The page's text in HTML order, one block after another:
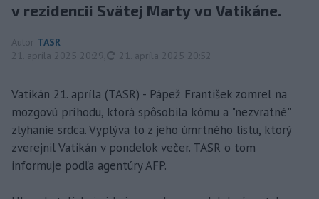
v rezidencii Svätej Marty vo Vatikáne.
Autor TASR
21. apríla 2025 20:29
aktualizované
21. apríla 2025 20:52
Vatikán 21. apríla (TASR) - Pápež František zomrel na
mozgovú príhodu, ktorá spôsobila kómu a "nezvratné"
zlyhanie srdca. Vyplýva to z jeho úmrtného listu, ktorý
zverejnil Vatikán v pondelok večer. TASR o tom
informuje podľa agentúry AFP.